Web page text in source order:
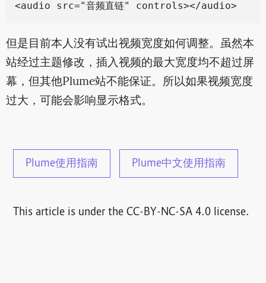
但是目前本人没有试出视频宽度如何调整。虽然本
站经过主题修改，插入视频的最大宽度均不超过屏
幕，但其他Plume站不能保证。所以如果视频宽度
过大，可能会影响显示格式。
Plume使用指南 Plume中文使用指南
This article is under the CC-BY-NC-SA 4.0 license.